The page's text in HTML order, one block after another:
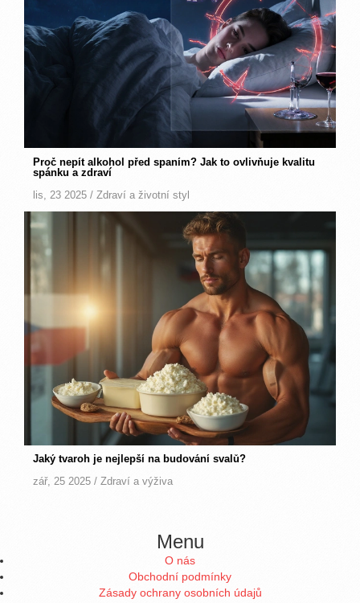
Proč nepít alkohol před spaním? Jak to ovlivňuje kvalitu
spánku a zdraví
lis, 23 2025 /Zdraví a životní styl
Jaký tvaroh je nejlepší na budování svalů?
zář, 25 2025 /Zdraví a výživa
Menu
O nás
Obchodní podmínky
Zásady ochrany osobních údajů